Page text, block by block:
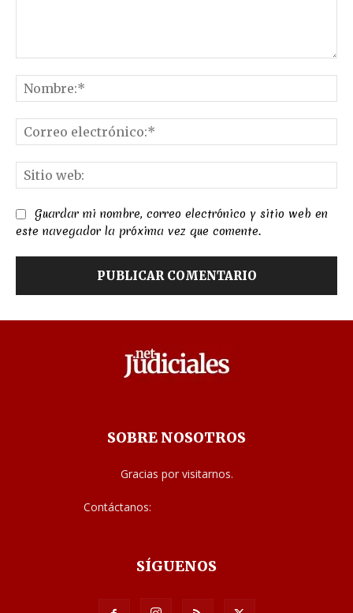
Guardar mi nombre, correo electrónico y sitio web en
este navegador la próxima vez que comente.
SOBRE NOSOTROS
Gracias por visitarnos.
Contáctanos:
SÍGUENOS